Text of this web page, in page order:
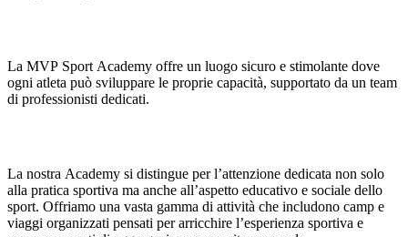
La MVP Sport Academy offre un luogo sicuro e stimolante dove
ogni atleta può sviluppare le proprie capacità, supportato da un team
di professionisti dedicati.
La nostra Academy si distingue per l’attenzione dedicata non solo
alla pratica sportiva ma anche all’aspetto educativo e sociale dello
sport. Offriamo una vasta gamma di attività che includono camp e
viaggi organizzati pensati per arricchire l’esperienza sportiva e